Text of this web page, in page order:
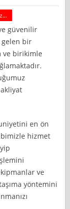
güvenilir
bir
ve birikimle
en ön
hizmet
ve
yöntemini